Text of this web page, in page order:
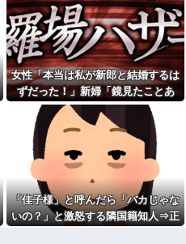
【画像】速水もこみちが新オ
ープンしたカフェ、サンドイッ
チ1つ3000円
wwwwwwwwwwwwwwwwww
wwwwwwww他
宅配のにーちゃんが米を配達
してくれたら、さっきから外で
話し声が…？「おすそ分けなら
五キロで良いんだけどなぁ」私
(一体誰だよ?!)→夜、友人と飲ん
でいたらピンポーン→結果
なんなのよ！！！すごいわ掃
除！！！！
【ネット史】「鏡の中のアク
トレス事件」夫は正しかったの
に、なぜ喧嘩は終わらなかった
のか
【胸糞】「食に執着がない」
女性「本当は私が新郎と結婚するは
ずだった！」新婦「鏡見たことあ
る？」→披露宴が一瞬で騒然となっ
て…
「佳子様」と呼んだら「バカじゃな
いの？」と激怒する隣国籍知人⇒正